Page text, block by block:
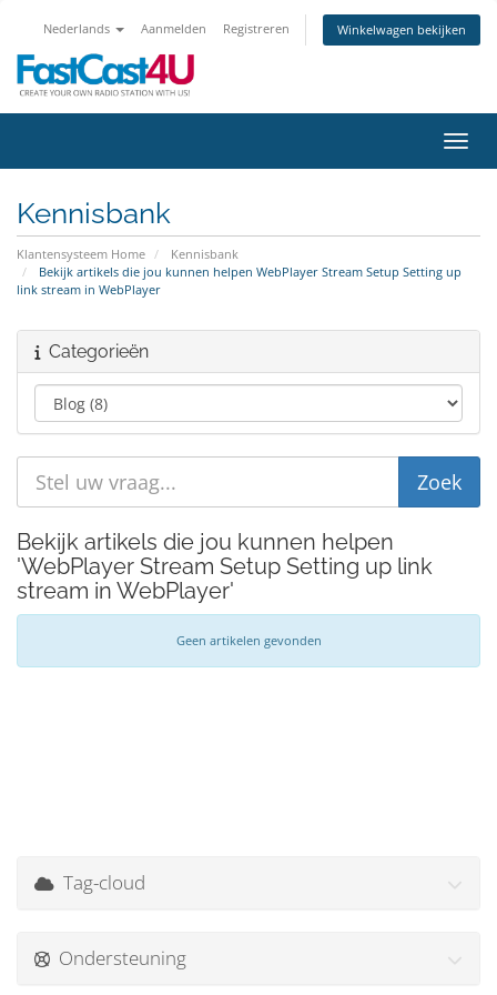
Nederlands Aanmelden Registreren Winkelwagen bekijken
Kennisbank
Klantensysteem Home
Kennisbank
Bekijk artikels die jou kunnen helpen WebPlayer Stream Setup Setting up
link stream in WebPlayer
Categorieën
Bekijk artikels die jou kunnen helpen
'WebPlayer Stream Setup Setting up link
stream in WebPlayer'
Geen artikelen gevonden
Tag-cloud
Ondersteuning